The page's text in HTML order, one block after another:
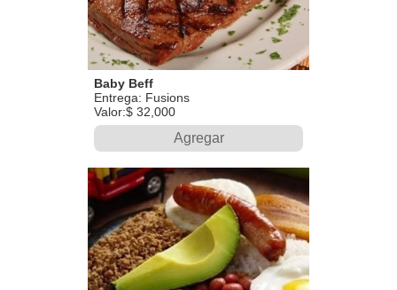
Baby Beff
Entrega: Fusions
Valor:$ 32,000
Agregar